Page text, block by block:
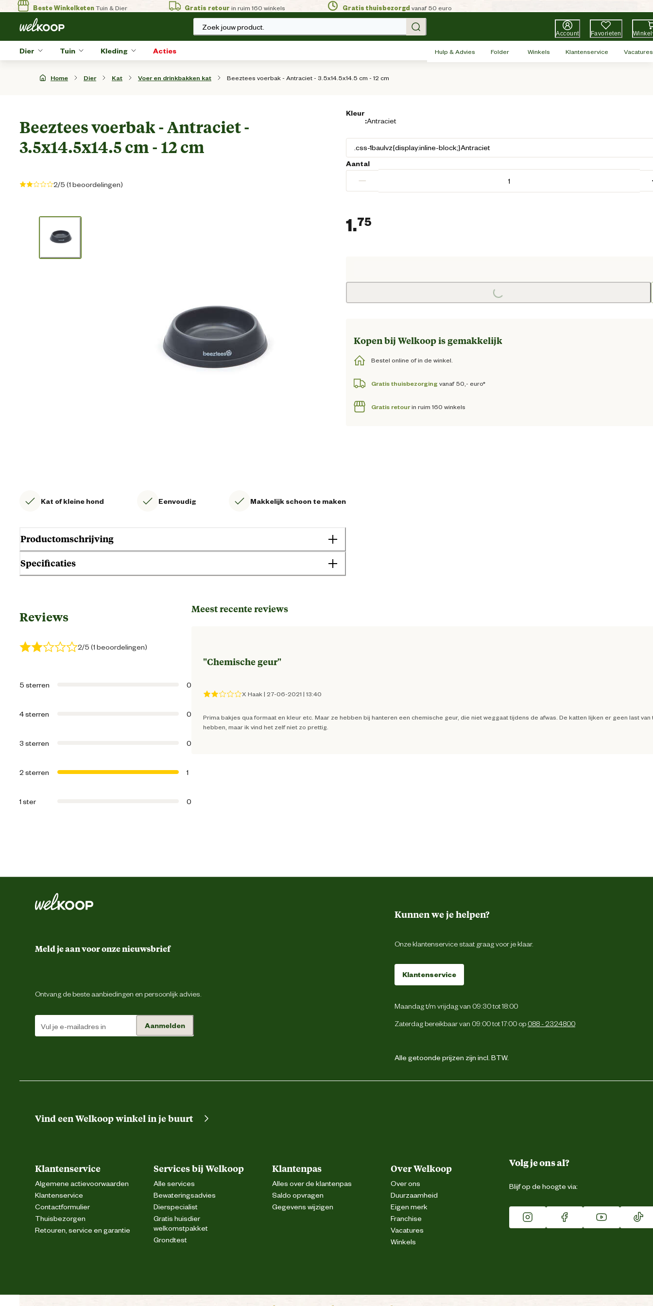
Beste WinkelketenTuin & Dier Gratis retour in ruim 160 winkels Gratis thuisbezorgd vanaf 50 euro
Zoek jouw product.
Account Favorieten
Dier Tuin Kleding Acties Hulp & Advies Folder Winkels Klantenservice Vacatures
Home Dier Kat Voer en drinkbakken kat Beeztees voerbak - Antraciet - 3.5x14.5x14.5 cm - 12 cm
Beeztees voerbak - Antraciet -
3.5x14.5x14.5 cm - 12 cm
2/5 (1 beoordelingen)
Kat of kleine hond Eenvoudig Makkelijk schoon te maken
Productomschrijving
Specificaties
8712695150176
Materiaal & Samenstelling
Verantwoordelijke marktdeelnemer (EU)
Kleur
:Antraciet
Aantal
−
1.75
Loading...
Kopen bij Welkoop is gemakkelijk
Bestel online of in de winkel.
Gratis thuisbezorging vanaf 50,- euro*
Gratis retourin ruim 160 winkels
Reviews
2/5 (1 beoordelingen)
5 sterren 0
4 sterren 0
3 sterren 0
2 sterren 1
1 ster 0
Meest recente reviews
"Chemische geur"
X Haak | 27-06-2021 | 13:40
Prima bakjes qua formaat en kleur etc. Maar ze hebben bij hanteren een chemische geur, die niet weggaat tijdens de afwas. De katten lijken er geen last van
hebben, maar ik vind het zelf niet zo prettig.
Meld je aan voor onze nieuwsbrief
Ontvang de beste aanbiedingen en persoonlijk advies.
Aanmelden
Kunnen we je helpen?
Onze klantenservice staat graag voor je klaar.
Klantenservice
Maandag t/m vrijdag van 09:30 tot 18:00
Zaterdag bereikbaar van 09:00 tot 17:00 op 088 - 2324800
Alle getoonde prijzen zijn incl. BTW.
Vind een Welkoop winkel in je buurt
Klantenservice
Algemene actievoorwaarden
Klantenservice
Contactformulier
Thuisbezorgen
Retouren, service en garantie
Services bij Welkoop
Alle services
Bewateringsadvies
Dierspecialist
Gratis huisdier
welkomstpakket
Grondtest
Klantenpas
Alles over de klantenpas
Saldo opvragen
Gegevens wijzigen
Over Welkoop
Over ons
Duurzaamheid
Eigen merk
Franchise
Vacatures
Winkels
Volg je ons al?
Blijf op de hoogte via: